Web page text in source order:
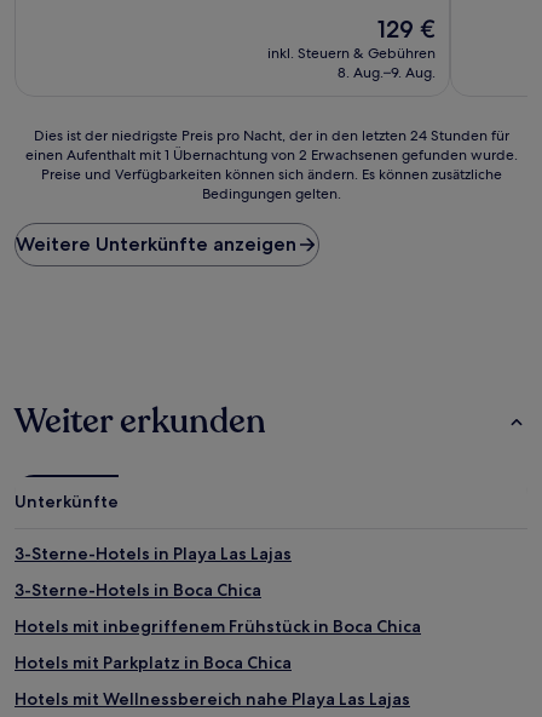
Der
Preis
beträgt
129 €
inkl. Steuern & Gebühren
8. Aug.–9. Aug.
Dies
ist
Preis
pro
Nacht,
einen
1 Übernachtung
von
gefunden
Preise
Verfügbarkeiten
können
ändern.
Dies ist der niedrigste Preis pro Nacht, der in den letzten 24 Stunden für
einen Aufenthalt mit 1 Übernachtung von 2 Erwachsenen gefunden wurde.
Preise und Verfügbarkeiten können sich ändern. Es können zusätzliche
Bedingungen gelten.
Weitere Unterkünfte anzeigen
Weiter erkunden
Unterkünfte
3-Sterne-Hotels in Playa Las Lajas
3-Sterne-Hotels in Boca Chica
Hotels mit inbegriffenem Frühstück in Boca Chica
Hotels mit Parkplatz in Boca Chica
Hotels mit Wellnessbereich nahe Playa Las Lajas